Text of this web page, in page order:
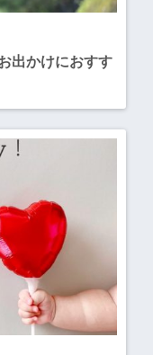
出かけにおすす